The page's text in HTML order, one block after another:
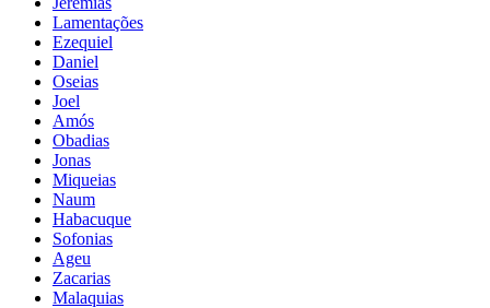
Lamentações
Ezequiel
Daniel
Oseias
Joel
Amós
Obadias
Jonas
Miqueias
Naum
Habacuque
Sofonias
Ageu
Zacarias
Malaquias